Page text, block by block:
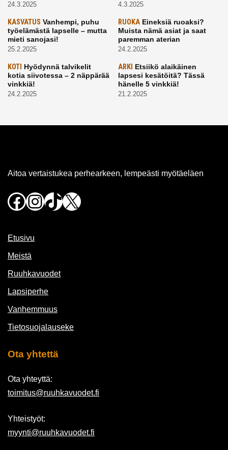
24.3.2025 4.3.2025
KASVATUS Vanhempi, puhu
työelämästä lapselle – mutta
mieti sanojasi!
25.2.2025
RUOKAEineksiä ruoaksi?
Muista nämä asiat ja saat
paremman aterian
24.2.2025
KOTI Hyödynnä talvikelit
kotia siivotessa – 2 näppärää
vinkkiä!
24.2.2025
ARKI Etsiikö alaikäinen
lapsesi kesätöitä? Tässä
hänelle 5 vinkkiä!
21.2.2025
Aitoa vertaistukea perhearkeen, lempeästi myötäeläen
Facebook
Instagram
TikTok
X
Etusivu
Meistä
Ruuhkavuodet
Lapsiperhe
Vanhemmuus
Tietosuojalauseke
Ota yhtettä
Ota yhteyttä:
toimitus@ruuhkavuodet.fi
Yhteistyöt:
myynti@ruuhkavuodet.fi